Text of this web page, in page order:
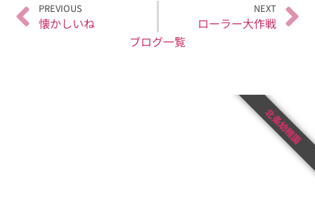
PREVIOUS
懐かしいね
NEXT
ローラー大作戦
ブログ一覧
北条幼稚園